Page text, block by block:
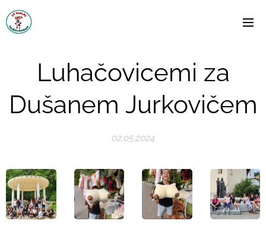
Luhačovicemi za
Dušanem Jurkovičem
02.05.2024